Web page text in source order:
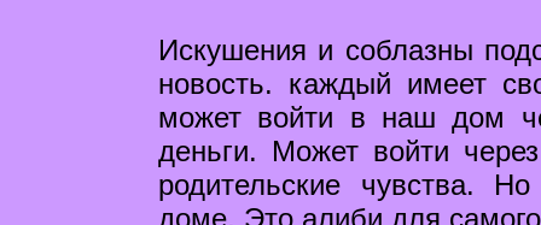
Искушения и соблазны
новость. каждый имеет
может войти в наш дом
деньги. Может войти
родительские чувства.
доме. Это алиби для